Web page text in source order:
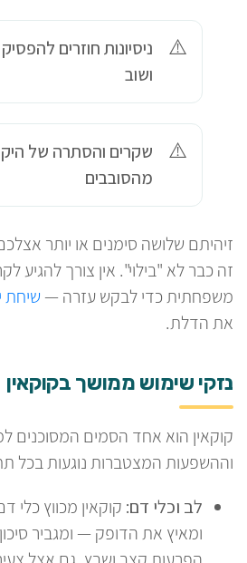
ניסיונות חוזרים
ושוב
שקרים והסתרה של
מהסובבים
זיהיתם שלושה סימנים או יותר
זה כבר לא "בילוי". אין צורך להגיע
משפחתית כדי לבקש עזרה —שיחת
את הדלת.
נזקי שימוש ממושך בקוקאין
קוקאין הוא אחד הסמים המסוכנים
וההשפעות המצטברות נוגעות בכל
לב וכלי דם: קוקאין מכווץ
ומאיץ את הדופק — ומגביר